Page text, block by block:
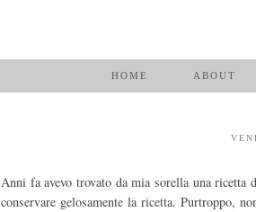
HOME ABOUT
Anni fa avevo trovato da mia sorella una
conservare gelosamente la ricetta. Purtroppo,